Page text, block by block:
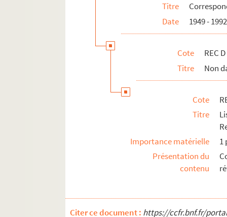
Titre
Date
1949 - 1992
Cote
REC
Titre
Non
Cote
Titre
Importance matérielle
1
Présentation du
contenu
Citer ce document : https://ccfr.bnf.fr/